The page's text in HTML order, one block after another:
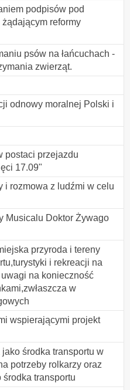
podpisów pod
reformy
psów na łańcuchach -
zwierząt.
odnowy moralnej Polski i
postaci przejazdu
17.09"
i rozmowa z ludźmi w celu
Musicalu Doktor Żywago
przyroda i tereny
i rekreacji na
na konieczność
w
wspierającymi projekt
środka transportu w
potrzeby rolkarzy oraz
środka transportu